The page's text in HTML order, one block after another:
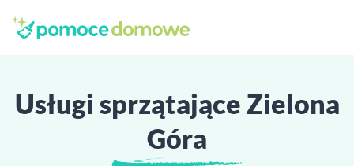
Usługi sprzątające Zielona
Góra